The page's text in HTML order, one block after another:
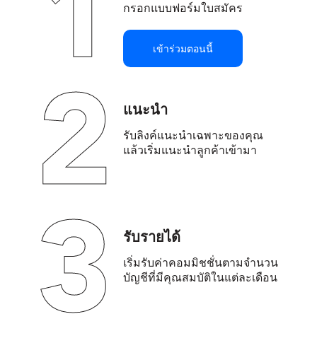
กรอกแบบฟอร์มใบสมัคร
เข้าร่วมตอนนี้
2 แนะนำ
รับลิงค์แนะนำเฉพาะของคุณ
แล้วเริ่มแนะนำลูกค้าเข้ามา
3 รับรายได้
เริ่มรับค่าคอมมิชชั่นตามจำนวน
บัญชีที่มีคุณสมบัติในแต่ละเดือน